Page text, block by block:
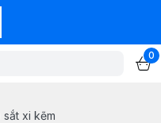
0
xi kẽm